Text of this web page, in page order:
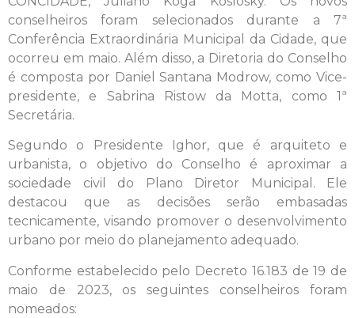
conselheiros foram selecionados durante a 7ª
Conferência Extraordinária Municipal da Cidade, que
ocorreu em maio. Além disso, a Diretoria do Conselho
é composta por Daniel Santana Modrow, como Vice-
presidente, e Sabrina Ristow da Motta, como 1ª
Secretária.
Segundo o Presidente Ighor, que é arquiteto e
urbanista, o objetivo do Conselho é aproximar a
sociedade civil do Plano Diretor Municipal. Ele
destacou que as decisões serão embasadas
tecnicamente, visando promover o desenvolvimento
urbano por meio do planejamento adequado.
Conforme estabelecido pelo Decreto 16.183 de 19 de
maio de 2023, os seguintes conselheiros foram
nomeados: